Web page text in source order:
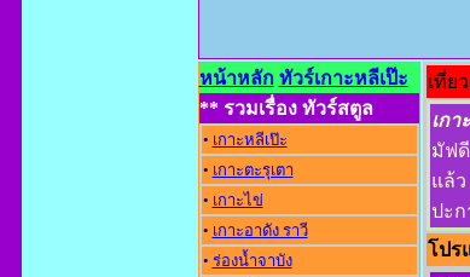
หน้าหลัก ทัวร์เกาะหลีเป๊ะ
** รวมเรื่อง ทัวร์สตูล
• เกาะหลีเป๊ะ
• เกาะตะรุเตา
• เกาะไข่
• เกาะอาดัง ราว
• ร่องน้ำจาบัง
เที่ย
เกา
มัฟ
แล้
ปะ
โปร